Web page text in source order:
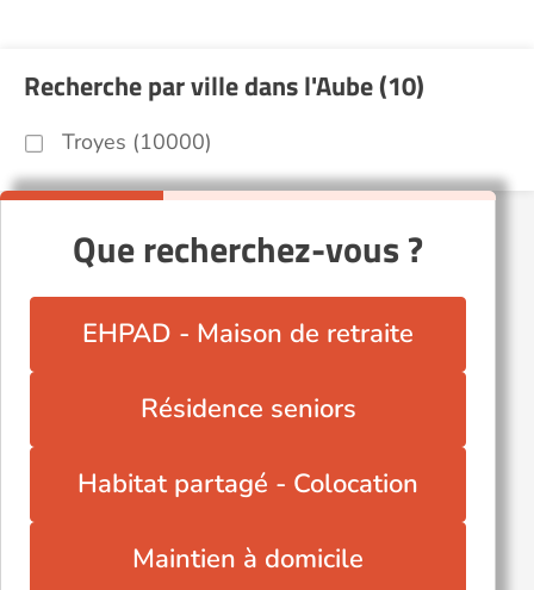
Recherche par ville dans l'Aube (10)
Troyes (10000)
Que recherchez-vous ?
EHPAD - Maison de retraite
Résidence seniors
Habitat partagé - Colocation
Maintien à domicile